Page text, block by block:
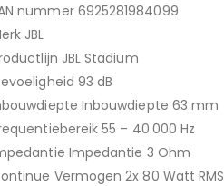
nummer 6925281984099
JBL
JBL Stadium
93 dB
Inbouwdiepte 63 mm
55 – 40.000 Hz
Impedantie 3 Ohm
Vermogen 2x 80 Watt RMS